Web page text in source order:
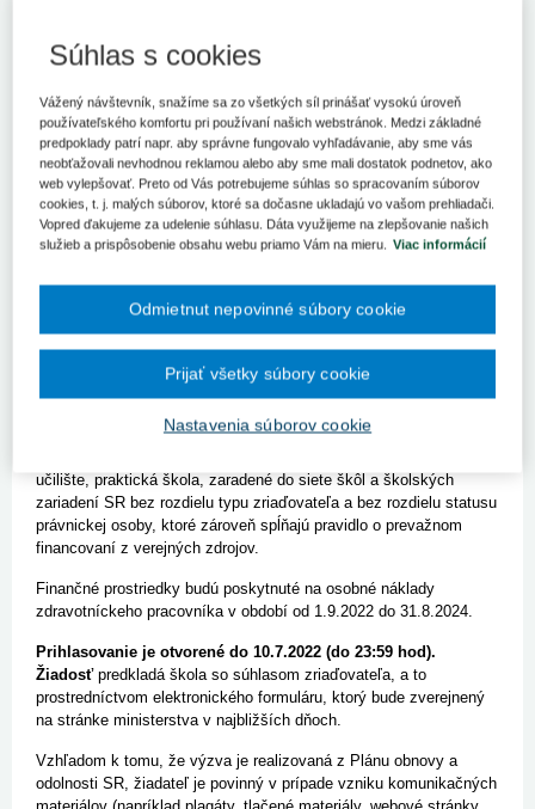
žiadostí na Zdravotníckeho pracovníka v materskej,
Cieľom výzvy je podpora materských, základných a stredných
škôl prostredníctvom zamestnania zdravotníckeho pracovníka ako
nepedagogického zamestnanca na poskytovanie zdravotnej a
ošetrovateľskej starostlivosti, realizáciu skríningu s cieľom
včasnej identifikácie zdravotných problémov u detí a žiakov,
preventívne a poradenské aktivity v oblasti podpory zdravého
životného štýlu a prevencie ochorení a ďalšie činnosti. Jedná sa
o pilotné overovanie tejto pozície na školách.
Oprávnenými žiadateľmi sú: Materská škola, špeciálna
s materskou školou, materská škola ako organizačná zložka
spojenej školy, základná škola, špeciálna základná škola, spojená
špeciálna stredná škola, odborné učilište, praktická škola, spojené
učilište, praktická škola, zaradené do siete škôl a školských
zariadení SR bez rozdielu typu zriaďovateľa a bez rozdielu statusu
právnickej osoby, ktoré zároveň spĺňajú pravidlo o prevažnom
financovaní z verejných zdrojov.
Finančné prostriedky budú poskytnuté na osobné náklady
zdravotníckeho pracovníka v období od 1.9.2022 do 31.8.2024.
Prihlasovanie je otvorené do 10.7.2022 (do 23:59 hod).
Žiadosť predkladá škola so súhlasom zriaďovateľa, a to
prostredníctvom elektronického formuláru, ktorý bude zverejnený
na stránke ministerstva v najbližších dňoch.
Vzhľadom k tomu, že výzva je realizovaná z Plánu obnovy a
odolnosti SR, žiadateľ je povinný v prípade vzniku komunikačných
Súhlas s cookies
Vážený návštevník, snažíme sa zo všetkých síl prinášať vysokú úroveň
používateľského komfortu pri používaní našich webstránok. Medzi základné
predpoklady patrí napr. aby správne fungovalo vyhľadávanie, aby sme vás
neobťažovali nevhodnou reklamou alebo aby sme mali dostatok podnetov, ako
web vylepšovať. Preto od Vás potrebujeme súhlas so spracovaním súborov
cookies, t. j. malých súborov, ktoré sa dočasne ukladajú vo vašom prehliadači.
Vopred ďakujeme za udelenie súhlasu. Dáta využijeme na zlepšovanie našich
služieb a prispôsobenie obsahu webu priamo Vám na mieru.
Viac informácií
Nastavenia súborov cookie
Odmietnut nepovinné súbory cookie
Prijať všetky súbory cookie